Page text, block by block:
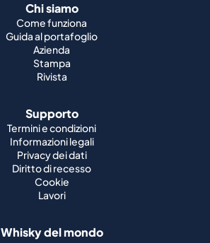
Chi siamo
Come funziona
Guida al portafoglio
Azienda
Stampa
Rivista
Supporto
Termini e condizioni
Informazioni legali
Privacy dei dati
Diritto di recesso
Cookie
Lavori
Whisky del mondo